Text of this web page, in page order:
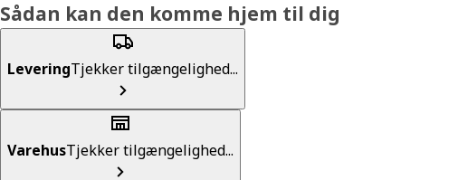
Sådan kan den komme hjem til dig
LeveringTjekker tilgængelighed...
VarehusTjekker tilgængelighed...